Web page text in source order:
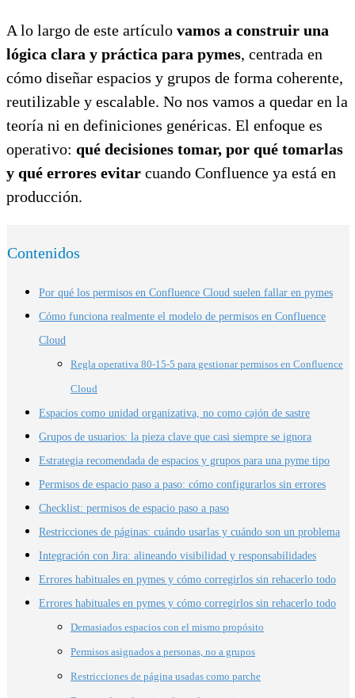
A lo largo de este artículo vamos a construir una
lógica clara y práctica para pymes, centrada en
cómo diseñar espacios y grupos de forma coherente,
reutilizable y escalable. No nos vamos a quedar en la
teoría ni en definiciones genéricas. El enfoque es
operativo: qué decisiones tomar, por qué tomarlas
y qué errores evitar cuando Confluence ya está en
producción.
Contenidos
Por qué los permisos en Confluence Cloud suelen fallar en pymes
Cómo funciona realmente el modelo de permisos en Confluence
Cloud
Regla operativa 80-15-5 para gestionar permisos en Confluence
Cloud
Espacios como unidad organizativa, no como cajón de sastre
Grupos de usuarios: la pieza clave que casi siempre se ignora
Estrategia recomendada de espacios y grupos para una pyme tipo
Permisos de espacio paso a paso: cómo configurarlos sin errores
Checklist: permisos de espacio paso a paso
Restricciones de páginas: cuándo usarlas y cuándo son un problema
Integración con Jira: alineando visibilidad y responsabilidades
Errores habituales en pymes y cómo corregirlos sin rehacerlo todo
Errores habituales en pymes y cómo corregirlos sin rehacerlo todo
Demasiados espacios con el mismo propósito
Permisos asignados a personas, no a grupos
Restricciones de página usadas como parche